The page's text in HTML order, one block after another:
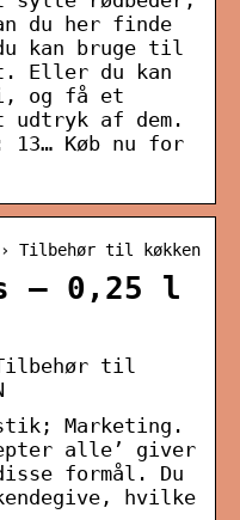
du her finde
kan bruge til
Eller du kan
og få et
udtryk af dem.
13… Køb nu for
Tilbehør til køkken
– 0,25 l
Tilbehør til
Marketing.
alle’ giver
formål. Du
hvilke